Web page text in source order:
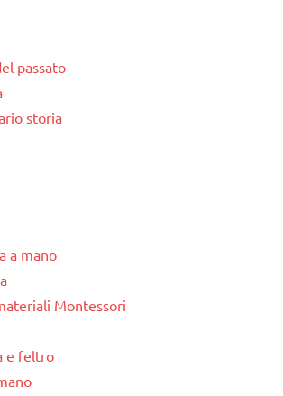
passato
storia
a mano
Montessori
e feltro